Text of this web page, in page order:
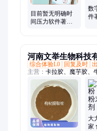
目前暂无明确时
间压力软件著作
数
件
河南文举生物科技
综合体验L0
回复及时
主营： 卡拉胶、魔芋胶、
胶、海藻酸钠、纳他酶
素、酪蛋白酸钠、普鲁兰
大
家